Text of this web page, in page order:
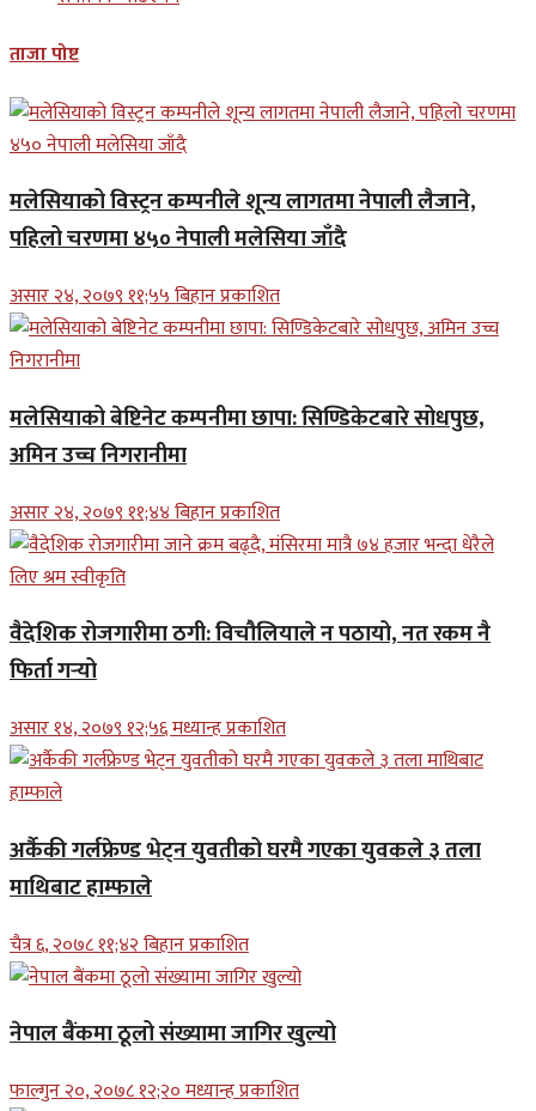
ताजा पोष्ट
मलेसियाको विस्ट्रन कम्पनीले शून्य लागतमा नेपाली लैजाने,
पहिलो चरणमा ४५० नेपाली मलेसिया जाँदै
असार २४, २०७९ ११;५५ बिहान प्रकाशित
मलेसियाको बेष्टिनेट कम्पनीमा छापा: सिण्डिकेटबारे सोधपुछ,
अमिन उच्च निगरानीमा
असार २४, २०७९ ११;४४ बिहान प्रकाशित
वैदेशिक रोजगारीमा ठगी: विचौलियाले न पठायो, नत रकम नै
फिर्ता गर्‍यो
असार १४, २०७९ १२;५६ मध्यान्ह प्रकाशित
अर्कैकी गर्लफ्रेण्ड भेट्न युवतीको घरमै गएका युवकले ३ तला
माथिबाट हाम्फाले
चैत्र ६, २०७८ ११;४२ बिहान प्रकाशित
नेपाल बैंकमा ठूलो संख्यामा जागिर खुल्यो
फाल्गुन २०, २०७८ १२;२० मध्यान्ह प्रकाशित